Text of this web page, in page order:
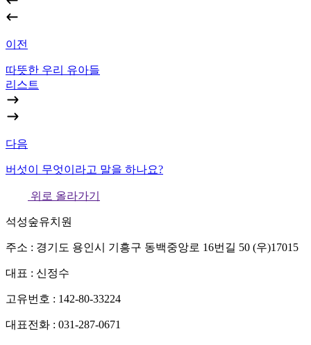
이전
따뜻한 우리 유아들
리스트
다음
버섯이 무엇이라고 말을 하나요?
위로 올라가기
석성숲유치원
주소 : 경기도 용인시 기흥구 동백중앙로 16번길 50 (우)17015
대표 : 신정수
고유번호 : 142-80-33224
대표전화 : 031-287-0671